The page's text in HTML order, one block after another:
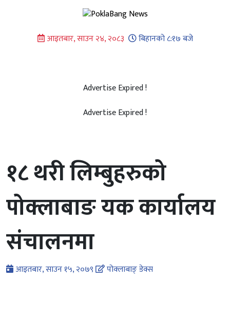
आइतबार, साउन २४, २०८३ बिहानको ८:१७ बजे
Advertise Expired !
Advertise Expired !
१८ थरी लिम्बुहरुको
पोक्लाबाङ यक कार्यालय
संचालनमा
आइतबार, साउन १५, २०७९ पोक्लाबाङ् डेक्स